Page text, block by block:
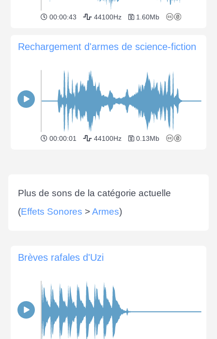
00:00:43 44100Hz 1.60Mb
Rechargement d'armes de science-fiction
00:00:01 44100Hz 0.13Mb
Plus de sons de la catégorie actuelle
(Effets Sonores >Armes)
Brèves rafales d'Uzi